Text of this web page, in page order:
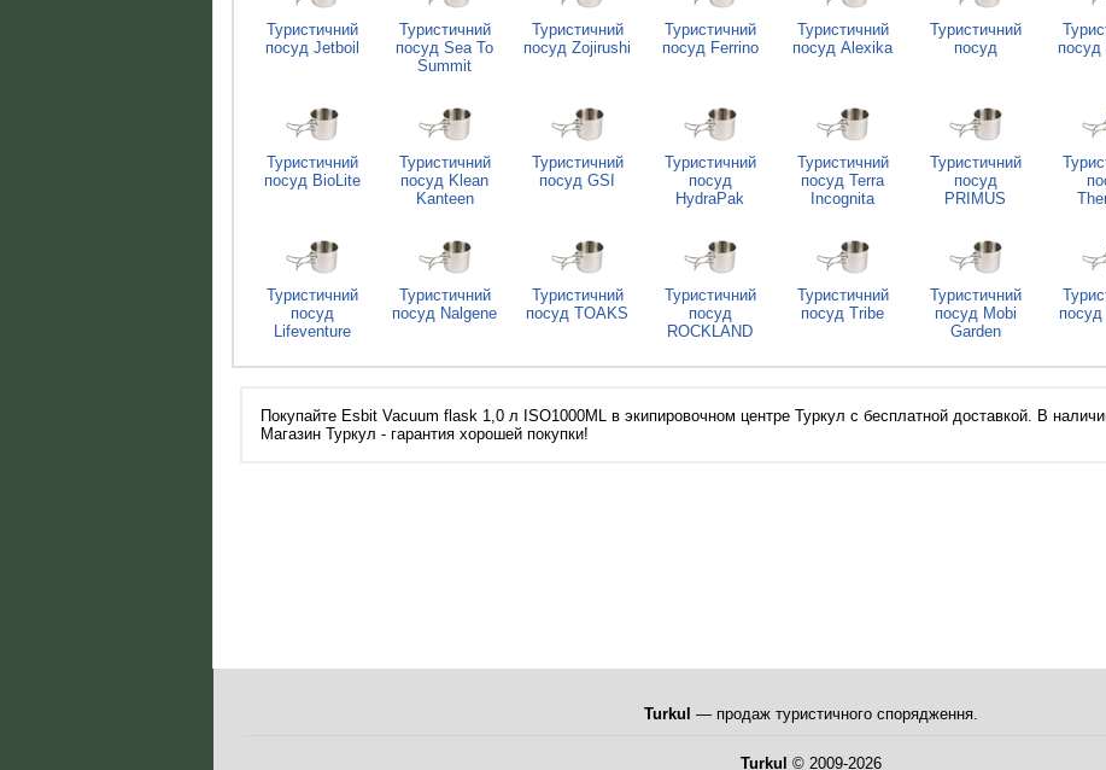
Туристичний
посуд Jetboil
Туристичний
посуд Sea To
Summit
Туристичний
посуд Zojirushi
Туристичний
посуд Ferrino
Туристичний
посуд Alexika
Туристичний
посуд
посуд
Туристичний
посуд BioLite
Туристичний
посуд Klean
Kanteen
Туристичний
посуд GSI
Туристичний
посуд
HydraPak
Туристичний
посуд Terra
Incognita
Туристичний
посуд
PRIMUS
Туристичний
посуд
Lifeventure
Туристичний
посуд Nalgene
Туристичний
посуд TOAKS
Туристичний
посуд
ROCKLAND
Туристичний
посуд Tribe
Туристичний
посуд Mobi
Garden
Покупайте Esbit Vacuum flask 1,0 л ISO1000ML в экипировочном центре Туркул с бесплатной доставкой. В
Магазин Туркул - гарантия хорошей покупки!
Turkul — продаж туристичного спорядження.
Turkul © 2009-2026